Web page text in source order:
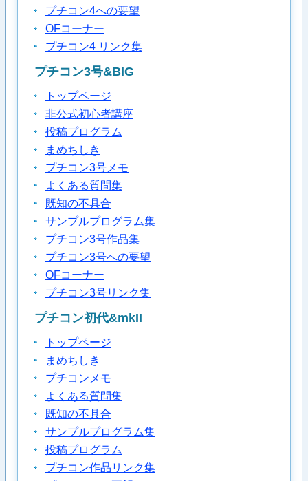
プチコン4への要望
OFコーナー
プチコン4 リンク集
プチコン3号&BIG
トップページ
非公式初心者講座
投稿プログラム
まめちしき
プチコン3号メモ
よくある質問集
既知の不具合
サンプルプログラム集
プチコン3号作品集
プチコン3号への要望
OFコーナー
プチコン3号リンク集
プチコン初代&mkII
トップページ
まめちしき
プチコンメモ
よくある質問集
既知の不具合
サンプルプログラム集
投稿プログラム
プチコン作品リンク集